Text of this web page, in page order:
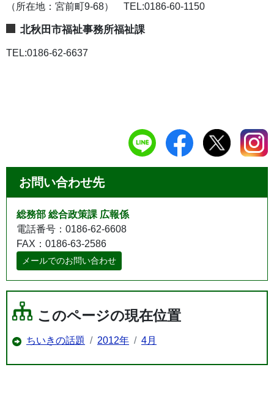
（所在地：宮前町9-68） TEL:0186-60-1150
北秋田市福祉事務所福祉課
TEL:0186-62-6637
お問い合わせ先
総務部 総合政策課 広報係
電話番号：0186-62-6608
FAX：0186-63-2586
メールでのお問い合わせ
このページの現在位置
ちいきの話題 2012年 4月